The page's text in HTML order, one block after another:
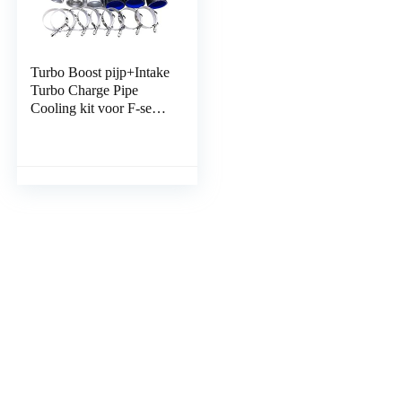
Turbo Boost pijp+Intake
Turbo Charge Pipe
Cooling kit voor F-serie